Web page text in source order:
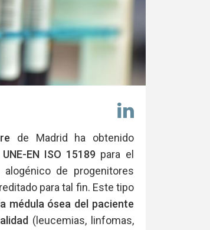
Compartir
en
Linkedin
de Madrid ha obtenido
EN ISO 15189 para el
de progenitores
para tal fin. Este tipo
médula ósea del paciente
(leucemias, linfomas,